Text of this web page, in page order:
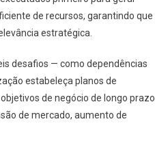
de recursos, garantindo que
estratégica.
desafios — como dependências
estabeleça planos de
de negócio de longo
de mercado, aumento de